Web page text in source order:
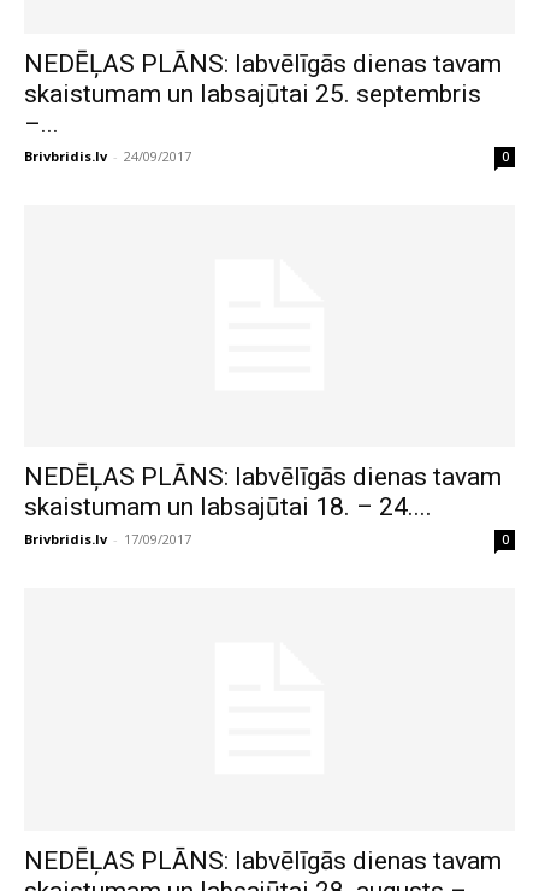
NEDĒĻAS PLĀNS: labvēlīgās dienas tavam
skaistumam un labsajūtai 25. septembris
–...
Brivbridis.lv - 24/09/2017 0
NEDĒĻAS PLĀNS: labvēlīgās dienas tavam
skaistumam un labsajūtai 18. – 24....
Brivbridis.lv - 17/09/2017 0
NEDĒĻAS PLĀNS: labvēlīgās dienas tavam